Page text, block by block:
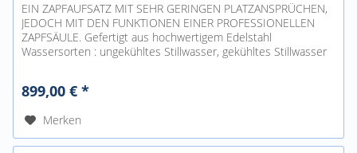
EIN ZAPFAUFSATZ MIT SEHR GERINGEN PLATZANSPRÜCHEN,
JEDOCH MIT DEN FUNKTIONEN EINER PROFESSIONELLEN
ZAPFSÄULE. Gefertigt aus hochwertigem Edelstahl
Wassersorten : ungekühltes Stillwasser, gekühltes Stillwasser
899,00 € *
Merken